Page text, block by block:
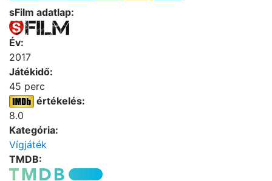
sFilm adatlap:
Év:
2017
Játékidő:
45 perc
értékelés:
8.0
Kategória:
Vígjáték
TMDB: